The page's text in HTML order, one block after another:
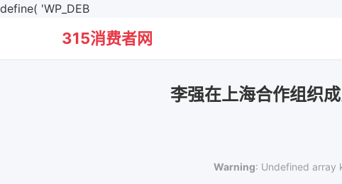
define( 'WP_DEB
315消费者网
李强在上海合作组织
Warning: Undefined array